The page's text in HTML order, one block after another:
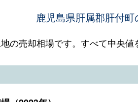
鹿児島県肝属郡肝付
の売却相場です。すべて中央値